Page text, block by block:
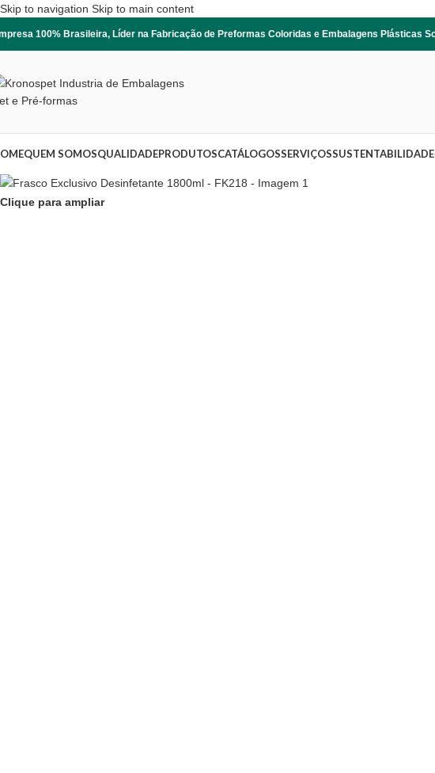
Skip to navigation Skip to main content
100% Brasileira, Líder na Fabricação de Preformas Coloridas e Embalagens Plásticas
QUEM SOMOSQUALIDADEPRODUTOSCATÁLOGOSSERVIÇOSSUSTENTABILIDADE
Clique para ampliar